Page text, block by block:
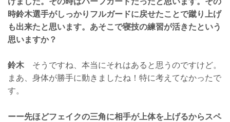
時鈴木選手がしっかりフルガードに戻せたことで蹴り上げ
も出来たと思います。あそこで寝技の練習が活きたという
思いますか？
鈴木 そうですね、本当にそれはあると思うのですけど。
まあ、身体が勝手に動きましたね！特に考えてなかったで
す。
ーー先ほどフェイクの三角に相手が上体を上げるからスペ